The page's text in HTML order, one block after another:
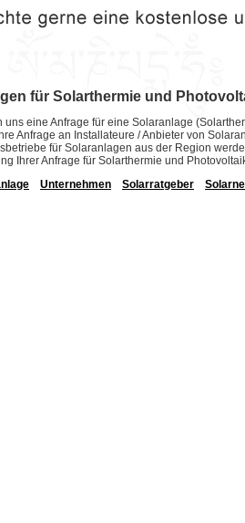
für Solarthermie und
uns eine Anfrage für eine Solaranlage
Anfrage an Installateure / Anbieter von
für Solaranlagen aus der Region
Ihrer Anfrage für Solarthermie und
Unternehmen Solarratgeber